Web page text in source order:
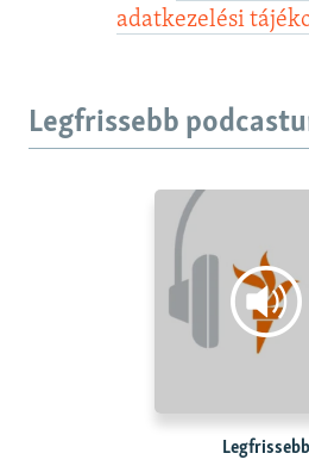
adatkezelési
Legfrissebb
Legfrissebb